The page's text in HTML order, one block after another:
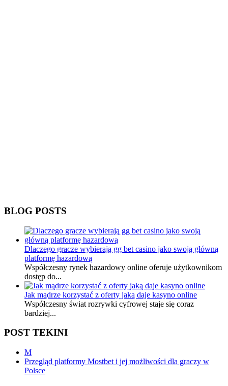
BLOG POSTS
Dlaczego gracze wybierają gg bet casino jako swoją główną
platformę hazardową
Współczesny rynek hazardowy online oferuje użytkownikom
dostęp do...
Jak mądrze korzystać z oferty jaką daje kasyno online
Współczesny świat rozrywki cyfrowej staje się coraz
bardziej...
POST TEKINI
M
Przegląd platformy Mostbet i jej możliwości dla graczy w
Polsce